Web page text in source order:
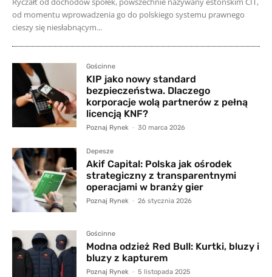
od momentu wprowadzenia go do polskiego systemu prawnego
cieszy się niesłabnącym...
Gościnne
KIP jako nowy standard
bezpieczeństwa. Dlaczego
korporacje wolą partnerów z pełną
licencją KNF?
Poznaj Rynek - 30 marca 2026
Depesze
Akif Capital: Polska jak ośrodek
strategiczny z transparentnymi
operacjami w branży gier
Poznaj Rynek - 26 stycznia 2026
Gościnne
Modna odzież Red Bull: Kurtki, bluzy i
bluzy z kapturem
Poznaj Rynek - 5 listopada 2025